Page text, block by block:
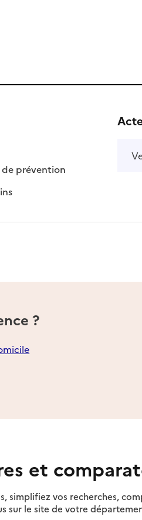
prévention: disponible
: non disponible
disponible
?
et
simplifiez vos recherches,
sur le site de votre